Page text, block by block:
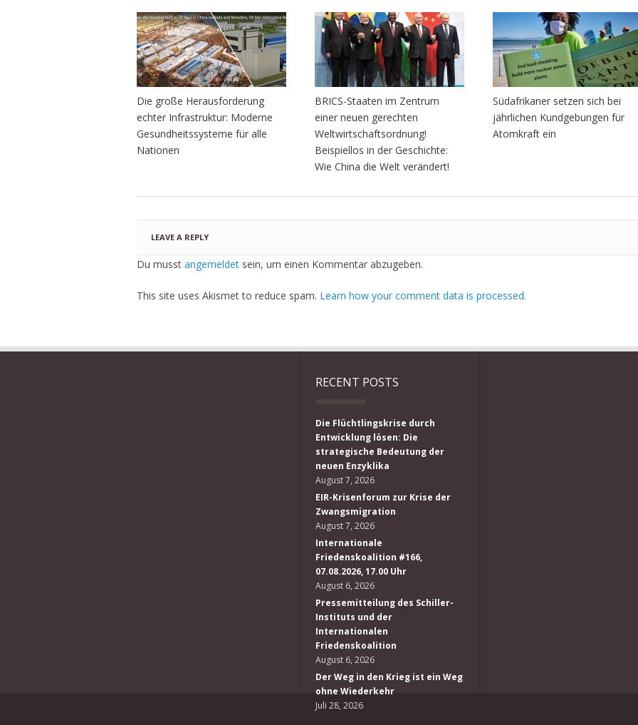
Die große Herausforderung
echter Infrastruktur: Moderne
Gesundheitssysteme für alle
Nationen
BRICS-Staaten im Zentrum
einer neuen gerechten
Weltwirtschaftsordnung!
Beispiellos in der Geschichte:
Wie China die Welt verändert!
Südafrikaner setzen sich bei
jährlichen Kundgebungen für
Atomkraft ein
LEAVE A REPLY
Du musst angemeldet sein, um einen Kommentar abzugeben.
This site uses Akismet to reduce spam. Learn how your comment data is processed.
RECENT POSTS
Die Flüchtlingskrise durch
Entwicklung lösen: Die
strategische Bedeutung der
neuen Enzyklika
August 7, 2026
EIR-Krisenforum zur Krise der
Zwangsmigration
August 7, 2026
Internationale
Friedenskoalition #166,
07.08.2026, 17.00 Uhr
August 6, 2026
Pressemitteilung des Schiller-
Instituts und der
Internationalen
Friedenskoalition
August 6, 2026
Der Weg in den Krieg ist ein Weg
ohne Wiederkehr
Juli 28, 2026